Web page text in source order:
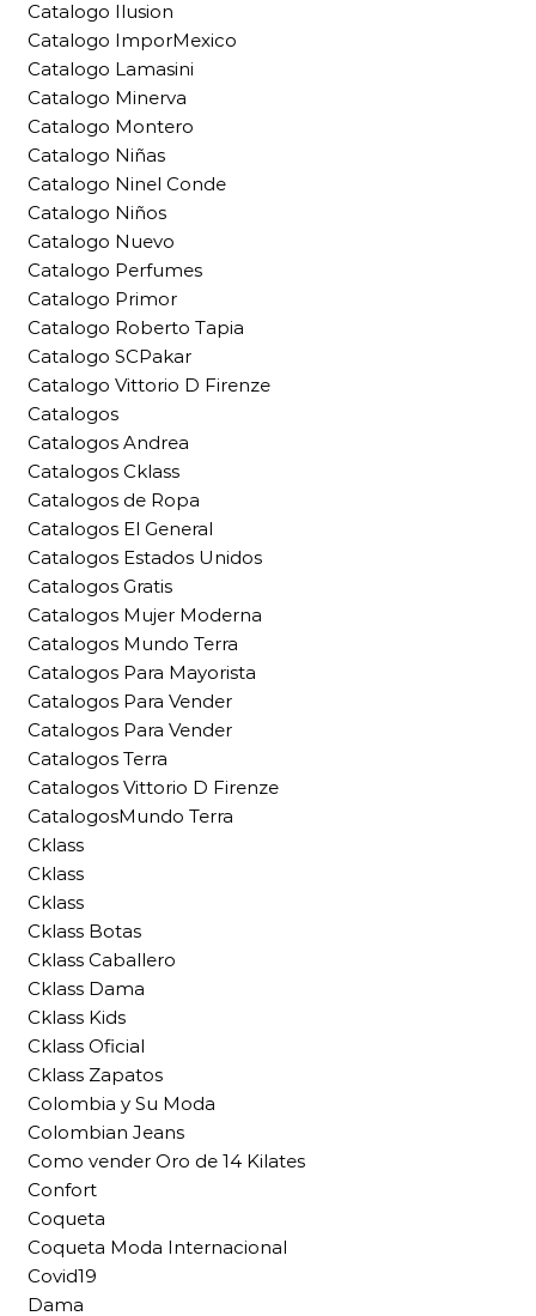
Catalogo Ilusion
Catalogo ImporMexico
Catalogo Lamasini
Catalogo Minerva
Catalogo Montero
Catalogo Niñas
Catalogo Ninel Conde
Catalogo Niños
Catalogo Nuevo
Catalogo Perfumes
Catalogo Primor
Catalogo Roberto Tapia
Catalogo SCPakar
Catalogo Vittorio D Firenze
Catalogos
Catalogos Andrea
Catalogos Cklass
Catalogos de Ropa
Catalogos El General
Catalogos Estados Unidos
Catalogos Gratis
Catalogos Mujer Moderna
Catalogos Mundo Terra
Catalogos Para Mayorista
Catalogos Para Vender
Catalogos Para Vender
Catalogos Terra
Catalogos Vittorio D Firenze
CatalogosMundo Terra
Cklass
Cklass
Cklass
Cklass Botas
Cklass Caballero
Cklass Dama
Cklass Kids
Cklass Oficial
Cklass Zapatos
Colombia y Su Moda
Colombian Jeans
Como vender Oro de 14 Kilates
Confort
Coqueta
Coqueta Moda Internacional
Covid19
Dama